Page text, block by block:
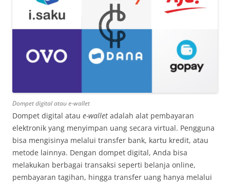
Dompet digital ataue-wallet
Dompet digital atau e-wallet adalah alat pembayaran
elektronik yang menyimpan uang secara virtual. Pengguna
bisa mengisinya melalui transfer bank, kartu kredit, atau
metode lainnya. Dengan dompet digital, Anda bisa
melakukan berbagai transaksi seperti belanja online,
pembayaran tagihan, hingga transfer uang hanya melalui